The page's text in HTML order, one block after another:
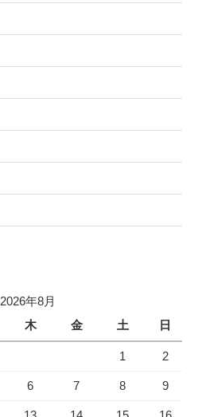
2026年8月
木 金 土 日
1 2
6 7 8 9